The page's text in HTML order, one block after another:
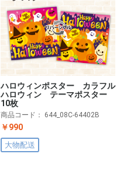
ハロウィンポスター カラフル
ハロウィン テーマポスター
10枚
商品コード： 644_08C-64402B
￥990
大物配送